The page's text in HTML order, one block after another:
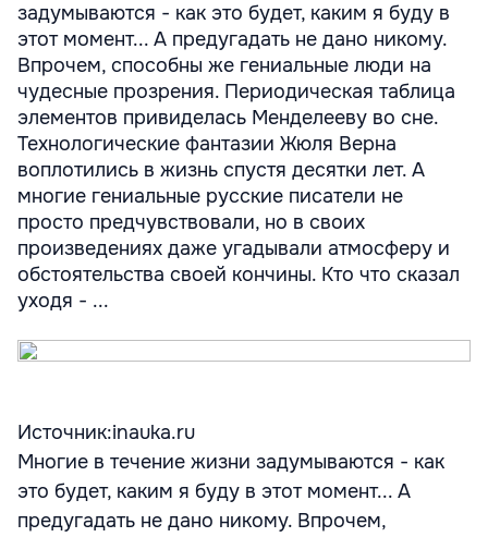
задумываются - как это будет, каким я буду в
этот момент... А предугадать не дано никому.
Впрочем, способны же гениальные люди на
чудесные прозрения. Периодическая таблица
элементов привиделась Менделееву во сне.
Технологические фантазии Жюля Верна
воплотились в жизнь спустя десятки лет. А
многие гениальные русские писатели не
просто предчувствовали, но в своих
произведениях даже угадывали атмосферу и
обстоятельства своей кончины. Кто что сказал
уходя - ...
Источник:inauka.ru
Многие в течение жизни задумываются - как
это будет, каким я буду в этот момент... А
предугадать не дано никому. Впрочем,